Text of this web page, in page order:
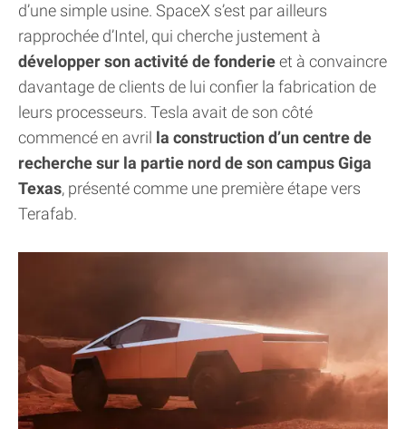
d’une simple usine. SpaceX s’est par ailleurs
rapprochée d’Intel, qui cherche justement à
développer son activité de fonderieet à convaincre
davantage de clients de lui confier la fabrication de
leurs processeurs. Tesla avait de son côté
commencé en avril la construction d’un centre de
recherche sur la partie nord de son campus Giga
Texas, présenté comme une première étape vers
Terafab.